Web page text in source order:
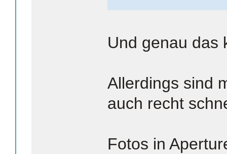
Und genau das
Allerdings sind
auch recht
Fotos in